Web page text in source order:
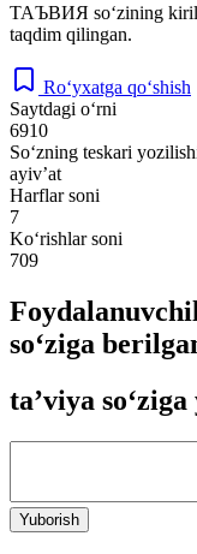
ТАЪВИЯ so‘zining
taqdim qilingan.
Ro‘yxatga qo‘shish
Saytdagi o‘rni
6910
So‘zning teskari
ayivʼat
Harflar soni
7
Ko‘rishlar soni
709
so‘ziga
taʼviya
Yuborish